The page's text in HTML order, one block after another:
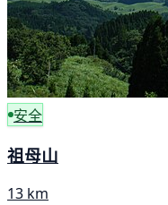
安全
祖母山
13 km